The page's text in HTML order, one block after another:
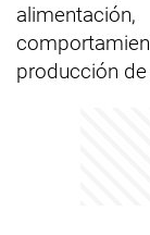
producción